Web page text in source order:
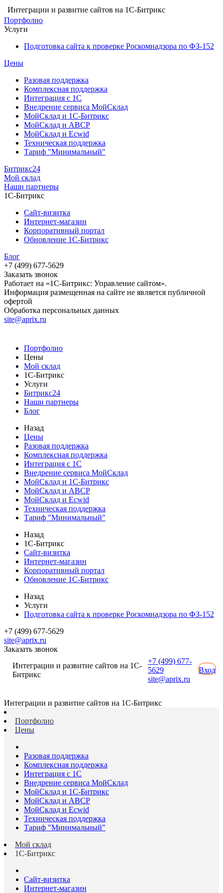
Интеграции и развитие сайтов на 1С-Битрикс
Портфолио
Услуги
Подготовка сайта к проверке Роскомнадзора по ФЗ-152
Цены
Разовая поддержка
Комплексная поддержка
Интеграция с 1С
Внедрение сервиса МойСклад
МойСклад и 1С-Битрикс
МойСклад и ABCP
МойСклад и Ecwid
Техническая поддержка
Тариф "Минимальный"
Битрикс24
Мой склад
Наши партнеры
1С-Битрикс
Сайт-визитка
Интернет-магазин
Корпоративный портал
Обновление 1С-Битрикс
Блог
+7 (499) 677-5629
Заказать звонок
Работает на «1С-Битрикс: Управление сайтом».
Информация размещенная на сайте не является публичной
офертой
Обработка персональных данных
site@aprix.ru
Портфолио
Цены
Мой склад
1С-Битрикс
Услуги
Битрикс24
Наши партнеры
Блог
Назад
Цены
Разовая поддержка
Комплексная поддержка
Интеграция с 1С
Внедрение сервиса МойСклад
МойСклад и 1С-Битрикс
МойСклад и ABCP
МойСклад и Ecwid
Техническая поддержка
Тариф "Минимальный"
Назад
1С-Битрикс
Сайт-визитка
Интернет-магазин
Корпоративный портал
Обновление 1С-Битрикс
Назад
Услуги
Подготовка сайта к проверке Роскомнадзора по ФЗ-152
+7 (499) 677-5629
site@aprix.ru
Заказать звонок
Интеграции и развитие сайтов на 1С-
Битрикс
+7 (499) 677-
5629
site@aprix.ru
Вход
Интеграции и развитие сайтов на 1С-Битрикс
Портфолио
Цены
Разовая поддержка
Комплексная поддержка
Интеграция с 1С
Внедрение сервиса МойСклад
МойСклад и 1С-Битрикс
МойСклад и ABCP
МойСклад и Ecwid
Техническая поддержка
Тариф "Минимальный"
Мой склад
1С-Битрикс
Сайт-визитка
Интернет-магазин